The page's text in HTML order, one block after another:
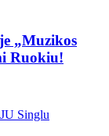
„Muzikos
Ruokiu!